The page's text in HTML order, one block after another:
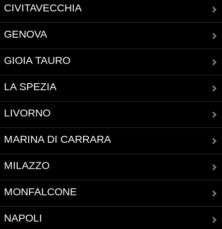
CIVITAVECCHIA
GENOVA
GIOIA TAURO
LA SPEZIA
LIVORNO
MARINA DI CARRARA
MILAZZO
MONFALCONE
NAPOLI